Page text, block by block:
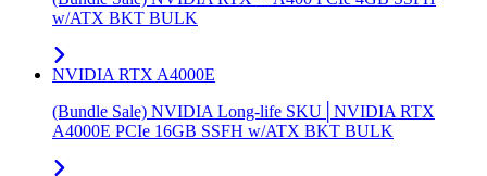
w/ATX BKT BULK
NVIDIA RTX A4000E
(Bundle Sale) NVIDIA Long-life SKU│NVIDIA RTX
A4000E PCIe 16GB SSFH w/ATX BKT BULK